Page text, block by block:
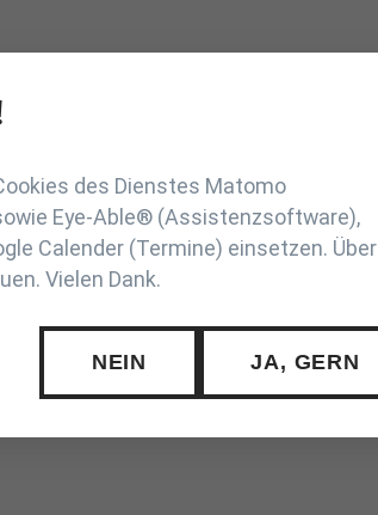
des Dienstes Matomo
Eye-Able® (Assistenzsoftware),
Calender (Termine) einsetzen. Über
Vielen Dank.
NEIN JA, GERN